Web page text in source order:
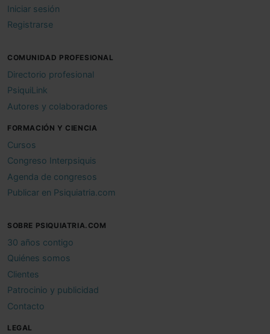
Iniciar sesión
Registrarse
COMUNIDAD PROFESIONAL
Directorio profesional
PsiquiLink
Autores y colaboradores
FORMACIÓN Y CIENCIA
Cursos
Congreso Interpsiquis
Agenda de congresos
Publicar en Psiquiatria.com
SOBRE PSIQUIATRIA.COM
30 años contigo
Quiénes somos
Clientes
Patrocinio y publicidad
Contacto
LEGAL